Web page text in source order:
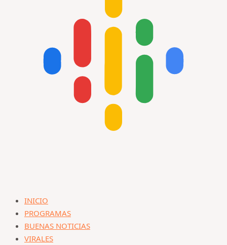
INICIO
PROGRAMAS
BUENAS NOTICIAS
VIRALES